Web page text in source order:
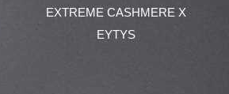
EXTREME CASHMERE X
EYTYS